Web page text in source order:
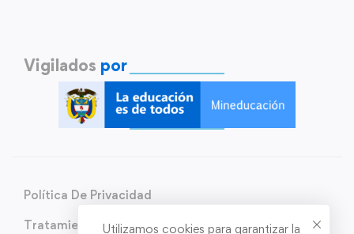
Vigilados por
Política De Privacidad
Tratamiento de Datos Personales
Utilizamos cookies para garantizar la